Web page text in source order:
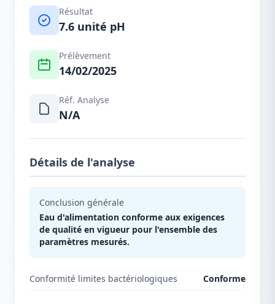
Résultat
7.6 unité pH
Prélèvement
14/02/2025
Réf. Analyse
N/A
Détails de l'analyse
Conclusion générale
Eau d'alimentation conforme aux exigences
de qualité en vigueur pour l'ensemble des
paramètres mesurés.
Conformité limites bactériologiques Conforme